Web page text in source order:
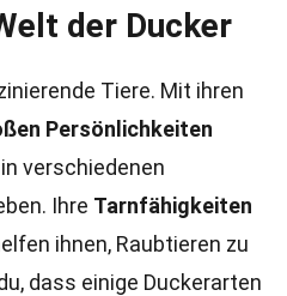
der Ducker
Tiere. Mit ihren
Persönlichkeiten
verschiedenen
Ihre Tarnfähigkeiten
ihnen, Raubtieren zu
dass einige Duckerarten